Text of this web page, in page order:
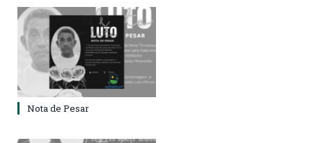
Nota de Pesar